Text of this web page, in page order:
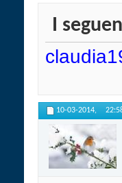
I
10-03-2014,